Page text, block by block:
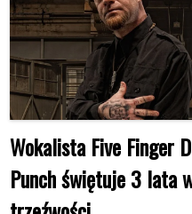
Wokalista Five Finger
Punch świętuje 3 lata